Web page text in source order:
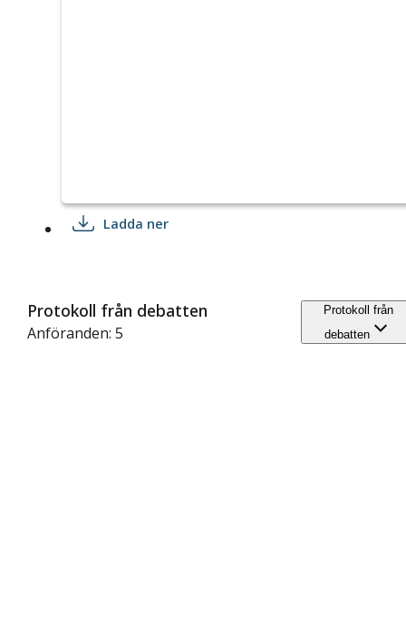
Ladda ner
Protokoll från debatten
Anföranden: 5
Protokoll från
debatten